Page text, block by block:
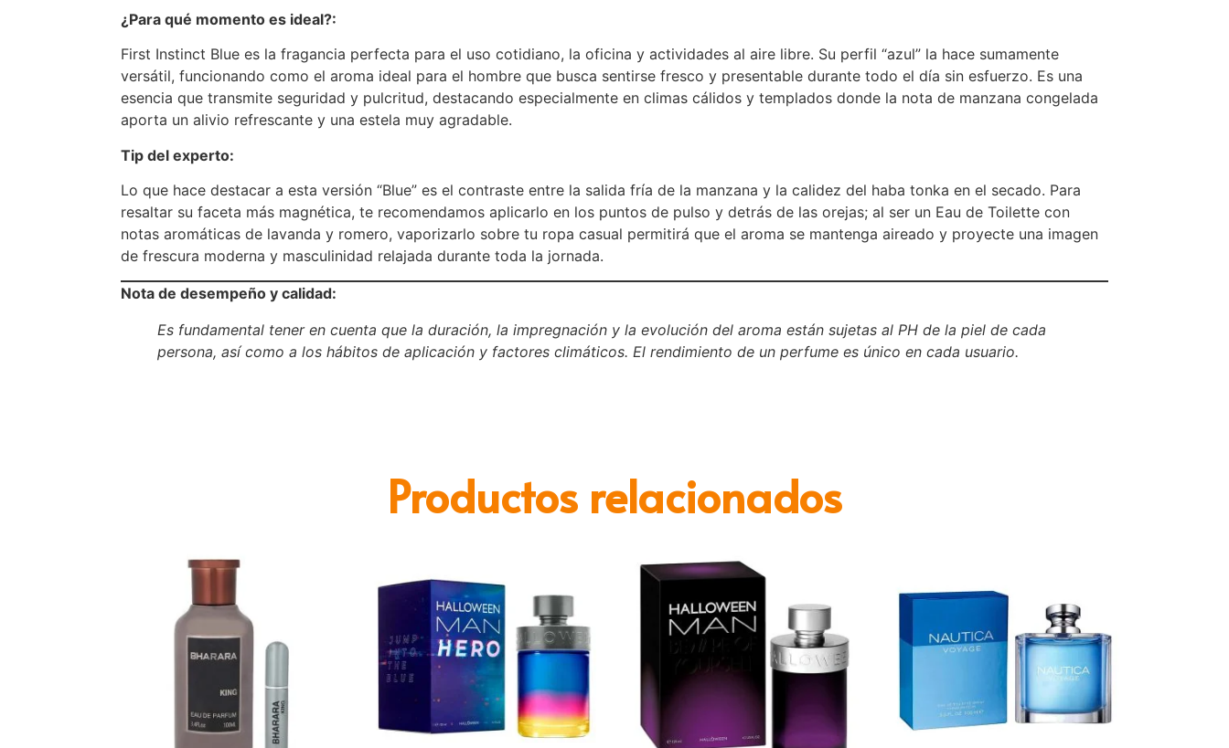
¿Para qué momento es ideal?:
First Instinct Blue es la fragancia perfecta para el uso cotidiano, la oficina y actividades al aire libre. Su perfil “azul” la hace sumamente
versátil, funcionando como el aroma ideal para el hombre que busca sentirse fresco y presentable durante todo el día sin esfuerzo. Es una
esencia que transmite seguridad y pulcritud, destacando especialmente en climas cálidos y templados donde la nota de manzana congelada
aporta un alivio refrescante y una estela muy agradable.
Tip del experto:
Lo que hace destacar a esta versión “Blue” es el contraste entre la salida fría de la manzana y la calidez del haba tonka en el secado. Para
resaltar su faceta más magnética, te recomendamos aplicarlo en los puntos de pulso y detrás de las orejas; al ser un Eau de Toilette con
notas aromáticas de lavanda y romero, vaporizarlo sobre tu ropa casual permitirá que el aroma se mantenga aireado y proyecte una imagen
de frescura moderna y masculinidad relajada durante toda la jornada.
Nota de desempeño y calidad:
Es fundamental tener en cuenta que la duración, la impregnación y la evolución del aroma están sujetas al PH de la piel de cada
persona, así como a los hábitos de aplicación y factores climáticos. El rendimiento de un perfume es único en cada usuario.
Productos relacionados